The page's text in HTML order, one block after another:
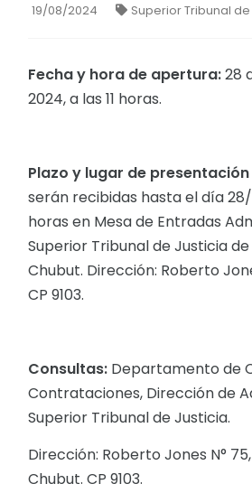
19/08/2024 Superior Tribunal
Fecha y hora de apertura:28
2024, a las 11 horas.
Plazo y lugar de
serán recibidas hasta el día 28/
horas en Mesa de Entradas
Superior Tribunal de Justicia
Chubut. Dirección: Roberto
CP 9103.
Consultas: Departamento de
Contrataciones, Dirección de
Superior Tribunal de Justicia.
Dirección: Roberto Jones N°
Chubut. CP 9103.